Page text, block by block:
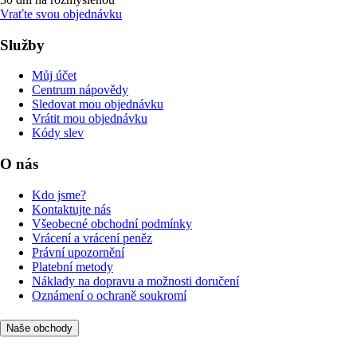
Vraťte svou objednávku
Služby
Můj účet
Centrum nápovědy
Sledovat mou objednávku
Vrátit mou objednávku
Kódy slev
O nás
Kdo jsme?
Kontaktujte nás
Všeobecné obchodní podmínky
Vrácení a vrácení peněz
Právní upozornění
Platební metody
Náklady na dopravu a možnosti doručení
Oznámení o ochraně soukromí
Naše obchody